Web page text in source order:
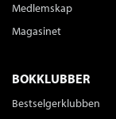
Medlemskap
Magasinet
BOKKLUBBER
Bestselgerklubben